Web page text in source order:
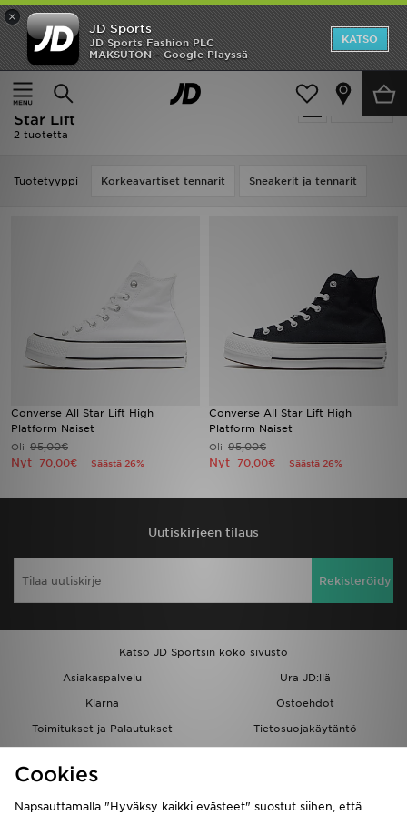
×
JD Sports
JD Sports Fashion PLC
MAKSUTON - Google Playssä
KATSO
Etusivu
Converse Converse Chuck Taylor All Star Lift
Suodata
Converse Converse Chuck Taylor All
Star Lift
2 tuotetta
Tuotetyyppi Korkeavartiset tennarit Sneakerit ja tennarit
Converse All Star Lift High
Platform Naiset
Oli95,00€
Nyt 70,00€ Säästä 26%
Converse All Star Lift High
Platform Naiset
Oli95,00€
Nyt 70,00€ Säästä 26%
Uutiskirjeen tilaus
Rekisteröidy
Katso JD Sportsin koko sivusto
Asiakaspalvelu
Ura JD:llä
Klarna
Ostoehdot
Toimitukset ja Palautukset
Tietosuojakäytäntö
Löydä myymälä
Kumppanuusohjelma
JD Blog
Etusivu
Ale
Uutuudet
Tuotemerkit
Inspiroidu
Jalkapallo
Urheilu
Minun viestini
Cookies
Napsauttamalla "Hyväksy kaikki evästeet" suostut siihen, että